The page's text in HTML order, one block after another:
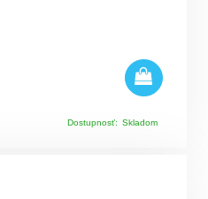
Dostupnosť: Skladom